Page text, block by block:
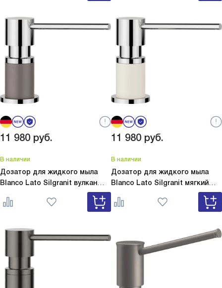
11 980 руб.
В наличии
Дозатор для жидкого мыла
Blanco Lato Silgranit вулкан
Lato Silgranit вулкан
серый 526954
11 980 руб.
В наличии
Дозатор для жидкого мыла
Blanco Lato Silgranit мягкий
Lato Silgranit мягкий
белый 526955